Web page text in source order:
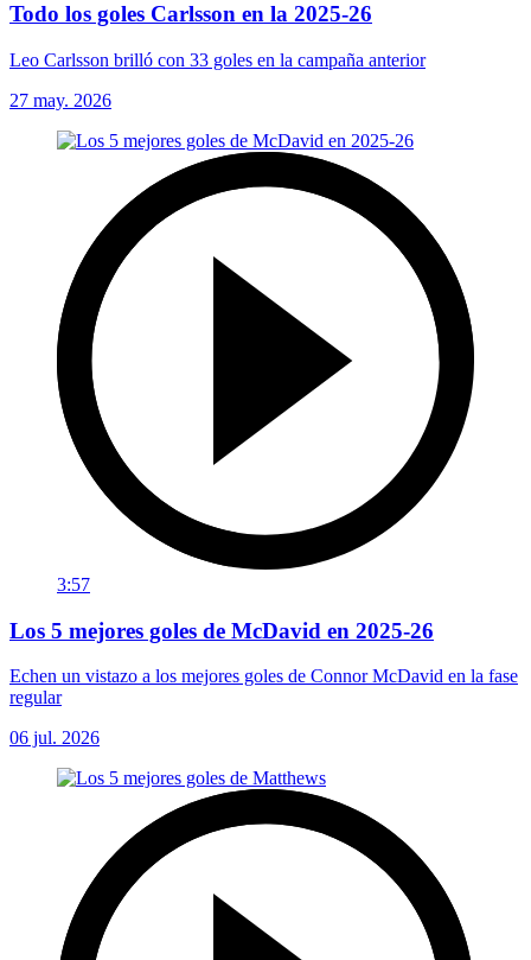
Todo los goles Carlsson en la 2025-26
Leo Carlsson brilló con 33 goles en la campaña anterior
27 may. 2026
3:57
Los 5 mejores goles de McDavid en 2025-26
Echen un vistazo a los mejores goles de Connor McDavid en la fase
regular
06 jul. 2026